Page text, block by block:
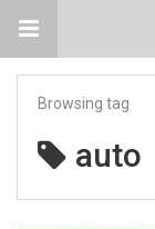
Browsing tag
auto